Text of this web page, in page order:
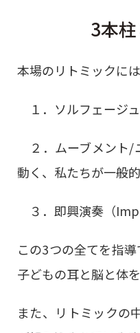
3本
本場のリトミックに
１．ソルフェージュ
２．ムーブメント/
動く、私たちが一般
３．即興演奏（
この3つの全てを指
子どもの耳と脳と体
また、リトミックの